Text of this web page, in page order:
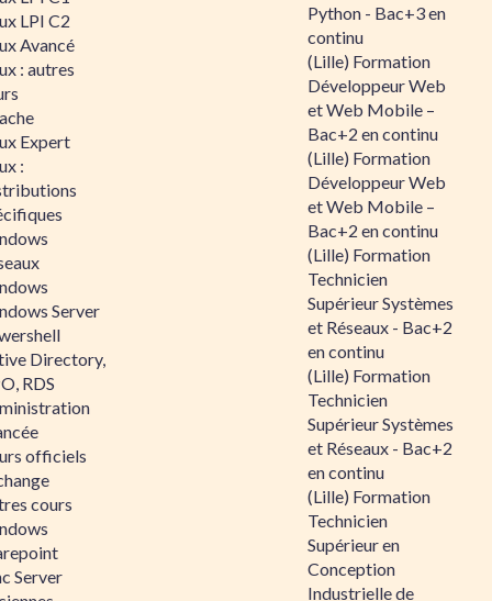
LPI C2
Avancé
: autres
Expert
:
Server
Directory,
RDS
officiels
cours
Server
Python - Bac+3 en
continu
(Lille) Formation
Développeur Web
et Web Mobile –
Bac+2 en continu
(Lille) Formation
Développeur Web
et Web Mobile –
Bac+2 en continu
(Lille) Formation
Technicien
Supérieur Systèmes
et Réseaux - Bac+2
en continu
(Lille) Formation
Technicien
Supérieur Systèmes
et Réseaux - Bac+2
en continu
(Lille) Formation
Technicien
Supérieur en
Conception
Industrielle de